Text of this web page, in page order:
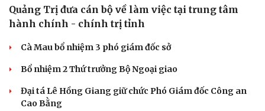
Quảng Trị đưa cán bộ về làm việc tại trung tâm
hành chính - chính trị tỉnh
Cà Mau bổ nhiệm 3 phó giám đốc sở
Bổ nhiệm 2 Thứ trưởng Bộ Ngoại giao
Đại tá Lê Hồng Giang giữ chức Phó Giám đốc Công an
Cao Bằng